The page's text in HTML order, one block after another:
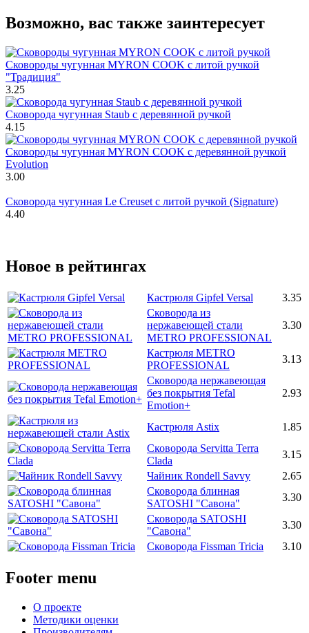
Возможно, вас также заинтересует
Сковороды чугунная MYRON COOK c литой ручкой
"Традиция"
3.25
Сковорода чугунная Staub с деревянной ручкой
4.15
Сковороды чугунная MYRON COOK c деревянной ручкой
Evolution
3.00
Сковорода чугунная Le Creuset с литой ручкой (Signature)
4.40
Новое в рейтингах
Кастрюля Gipfel Versal
3.35
Сковорода из
нержавеющей стали
METRO PROFESSIONAL
3.30
Кастрюля METRO
PROFESSIONAL
3.13
Сковорода нержавеющая
без покрытия Tefal
Emotion+
2.93
Кастрюля Astix
1.85
Сковорода Servitta Terra
Clada
3.15
Чайник Rondell Savvy
2.65
Сковорода блинная
SATOSHI "Савона"
3.30
Сковорода SATOSHI
"Савона"
3.30
Сковорода Fissman Tricia
3.10
Footer menu
О проекте
Методики оценки